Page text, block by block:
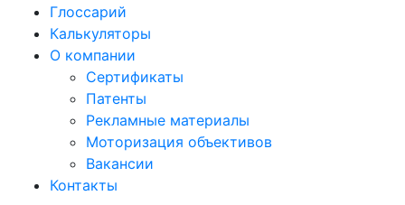
Глоссарий
Калькуляторы
О компании
Сертификаты
Патенты
Рекламные материалы
Моторизация объективов
Вакансии
Контакты